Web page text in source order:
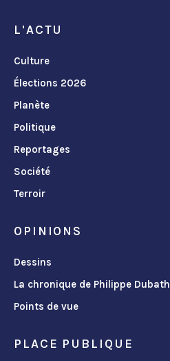
L'ACTU
Culture
Élections 2026
Planète
Politique
Reportages
Société
Terroir
OPINIONS
Dessins
La chronique de Philippe Dubath
Points de vue
PLACE PUBLIQUE